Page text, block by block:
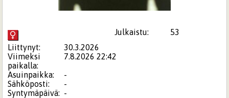
Julkaistu:
53
Liittynyt:
30.3.2026
Viimeksi
paikalla:
7.8.2026 22:42
Asuinpaikka:
-
Sähköposti:
-
Syntymäpäivä: -